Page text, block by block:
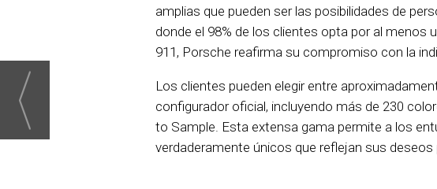
amplias que pueden ser las posibilidades de
donde el 98% de los clientes opta por al menos
911, Porsche reafirma su compromiso con la
Los clientes pueden elegir entre
configurador oficial, incluyendo más de 230
to Sample. Esta extensa gama permite a los
verdaderamente únicos que reflejan sus deseos